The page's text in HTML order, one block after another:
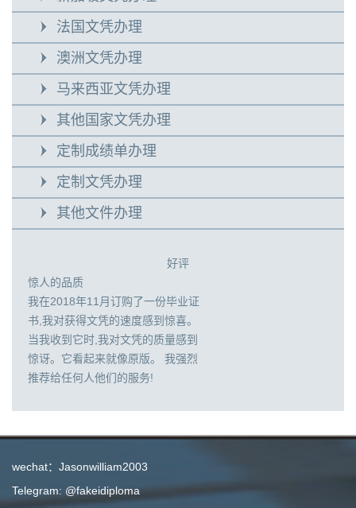
法国文凭办理
澳洲文凭办理
马来西亚文凭办理
其他国家文凭办理
定制成绩单办理
定制文凭办理
其他文件办理
好评
惊人的品质
我在2018年11月订购了一份毕业证
书,我对获得文凭的速度感到惊喜。
当我收到它时,我对文凭的质量感到
惊讶。它看起来就像原版。 我强烈
推荐给任何人他们的服务!
wechat：Jasonwilliam2003
Telegram: @fakeidiploma